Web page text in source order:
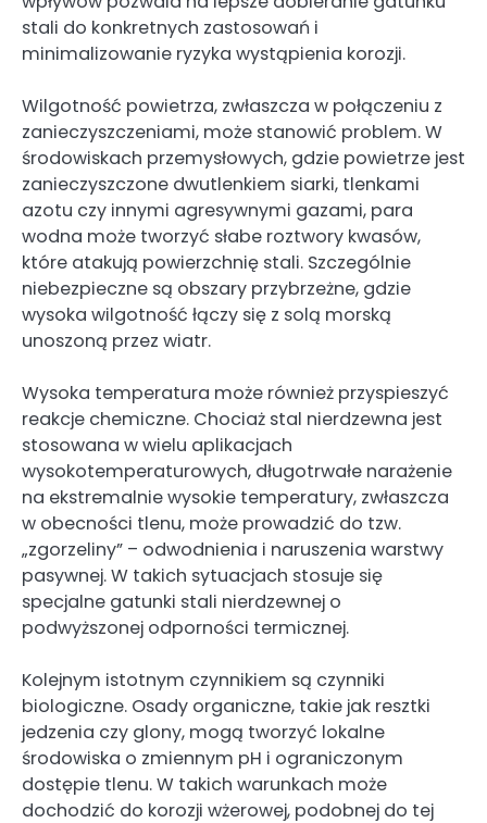
stali do konkretnych zastosowań i
minimalizowanie ryzyka wystąpienia korozji.
Wilgotność powietrza, zwłaszcza w połączeniu z
zanieczyszczeniami, może stanowić problem. W
środowiskach przemysłowych, gdzie powietrze jest
zanieczyszczone dwutlenkiem siarki, tlenkami
azotu czy innymi agresywnymi gazami, para
wodna może tworzyć słabe roztwory kwasów,
które atakują powierzchnię stali. Szczególnie
niebezpieczne są obszary przybrzeżne, gdzie
wysoka wilgotność łączy się z solą morską
unoszoną przez wiatr.
Wysoka temperatura może również przyspieszyć
reakcje chemiczne. Chociaż stal nierdzewna jest
stosowana w wielu aplikacjach
wysokotemperaturowych, długotrwałe narażenie
na ekstremalnie wysokie temperatury, zwłaszcza
w obecności tlenu, może prowadzić do tzw.
„zgorzeliny” – odwodnienia i naruszenia warstwy
pasywnej. W takich sytuacjach stosuje się
specjalne gatunki stali nierdzewnej o
podwyższonej odporności termicznej.
Kolejnym istotnym czynnikiem są czynniki
biologiczne. Osady organiczne, takie jak resztki
jedzenia czy glony, mogą tworzyć lokalne
środowiska o zmiennym pH i ograniczonym
dostępie tlenu. W takich warunkach może
dochodzić do korozji wżerowej, podobnej do tej